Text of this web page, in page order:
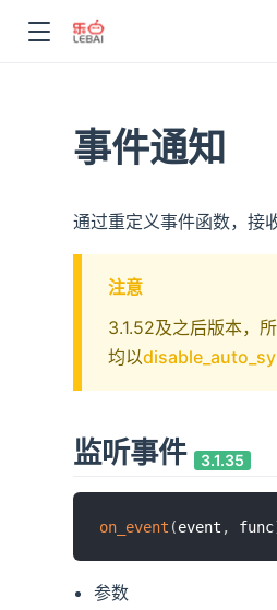
事件通知
通过重定义事件函数，接
注意
3.1.52及之后版本，
均以
监听事件 3.1.35
on_event (event , func
参数